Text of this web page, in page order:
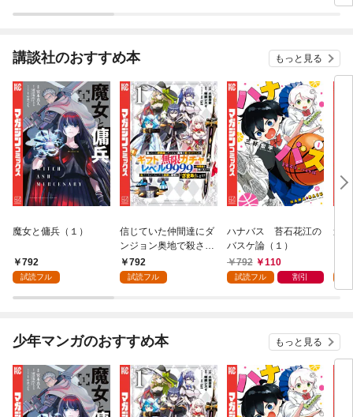
怪
講談社のおすすめ本 もっと見る
魔女と傭兵（１）
792
試読フル
信じていた仲間達にダ
ンジョン奥地で殺され
かけたがギフト『無限
ガチャ』でレベル９９
『ざまぁ！』します！
（１）
792
試読フル
ハナバス 苔石花江の
バスケ論（１）
792
110
試読フル 割引
追
強
～
（
少年マンガのおすすめ本 もっと見る